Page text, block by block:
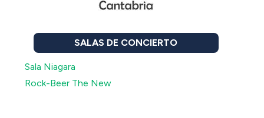
SALAS DE CONCIERTO
Sala Niagara
Rock-Beer The New